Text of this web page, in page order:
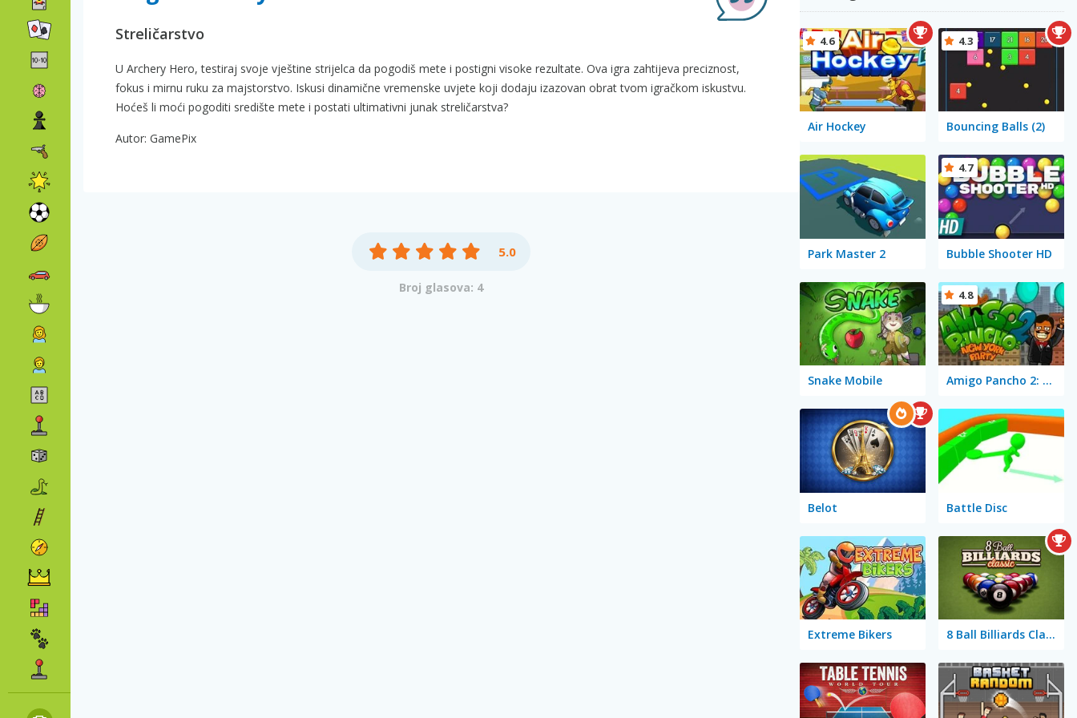
Streličarstvo
U Archery Hero, testiraj svoje vještine strijelca da pogodiš mete i postigni visoke rezultate. Ova igra zahtijeva preciznost,
fokus i mirnu ruku za majstorstvo. Iskusi dinamične vremenske uvjete koji dodaju izazovan obrat tvom igračkom iskustvu.
Hoćeš li moći pogoditi središte mete i postati ultimativni junak streličarstva?
Autor: GamePix
5.0
Broj glasova: 4
Air Hockey
4.6
Bouncing Balls (2)
4.3
Park Master 2 Bubble Shooter HD
4.7
Snake Mobile Amigo Pancho 2: New York Party
4.8
Belot Battle Disc
Extreme Bikers 8 Ball Billiards Classic